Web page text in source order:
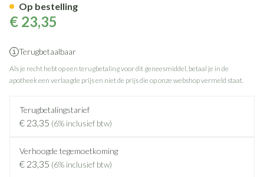
€ 23,35
Terugbetaalbaar
Als je recht hebt op een terugbetaling voor dit geneesmiddel, betaal je in de
apotheek een verlaagde prijs en niet de prijs die op onze webshop vermeld staat.
Terugbetalingstarief
€ 23,35 (6% inclusief btw)
Verhoogde tegemoetkoming
€ 23,35 (6% inclusief btw)
Op bestelling